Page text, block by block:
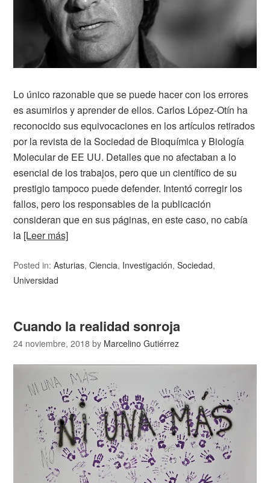
Lo único razonable que se puede hacer con los errores
es asumirlos y aprender de ellos. Carlos López-Otín ha
reconocido sus equivocaciones en los artículos retirados
por la revista de la Sociedad de Bioquímica y Biología
Molecular de EE UU. Detalles que no afectaban a lo
esencial de los trabajos, pero que un científico de su
prestigio tampoco puede defender. Intentó corregir los
fallos, pero los responsables de la publicación
consideran que en sus páginas, en este caso, no cabía
la [Leer más]
Posted in:Asturias,Ciencia, Investigación,Sociedad,
Universidad
Cuando la realidad sonroja
24 noviembre, 2018 by Marcelino Gutiérrez